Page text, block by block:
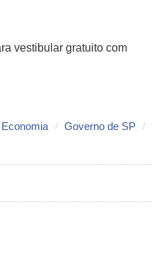
vestibular gratuito com
Economia
Governo de SP